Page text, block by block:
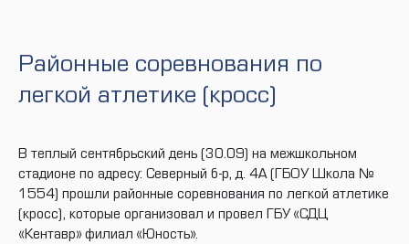
Районные соревнования по
легкой атлетике (кросс)
В теплый сентябрьский день (30.09) на межшкольном
стадионе по адресу: Северный б-р, д. 4А (ГБОУ Школа №
1554) прошли районные соревнования по легкой атлетике
(кросс), которые организовал и провел ГБУ «СДЦ
«Кентавр» филиал «Юность».